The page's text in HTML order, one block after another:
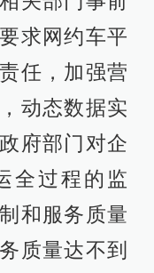
求网约车平
任，加强营
动态数据实
府部门对企
全过程的监
和服务质量
质量达不到